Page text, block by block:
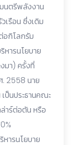
นตรีพลังงาน
เรือน ซึ่งเดิม
อกิโลกรัม
หารนโยบาย
มา) ครั้งที่
2558 นาย
ป็นประธานคณะ
าร์ต่อตัน หรือ
ารนโยบาย